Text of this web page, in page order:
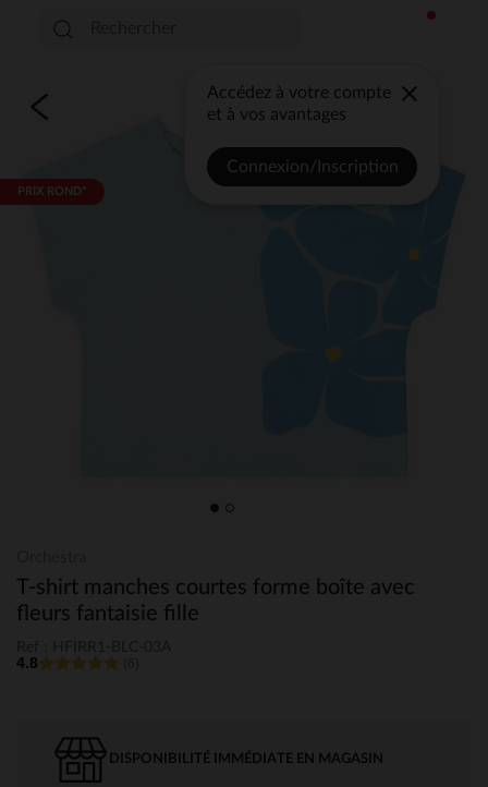
Accédez à votre compte
et à vos avantages
Connexion/Inscription
PRIX ROND*
T-shirt manches courtes forme boîte avec
fleurs fantaisie fille
4.8
DISPONIBILITÉ IMMÉDIATE EN MAGASIN